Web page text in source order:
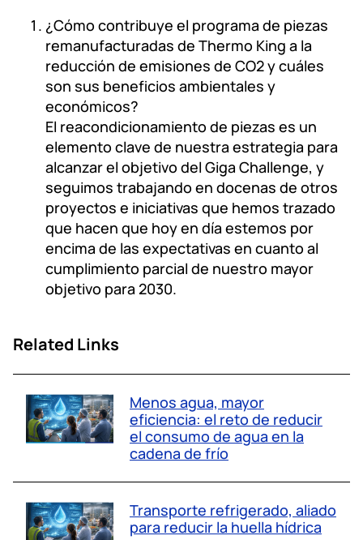
¿Cómo contribuye el programa de piezas
remanufacturadas de Thermo King a la
reducción de emisiones de CO2 y cuáles
son sus beneficios ambientales y
económicos?
El reacondicionamiento de piezas es un
elemento clave de nuestra estrategia para
alcanzar el objetivo del Giga Challenge, y
seguimos trabajando en docenas de otros
proyectos e iniciativas que hemos trazado
que hacen que hoy en día estemos por
encima de las expectativas en cuanto al
cumplimiento parcial de nuestro mayor
objetivo para 2030.
Related Links
Menos agua, mayor
eficiencia: el reto de reducir
el consumo de agua en la
cadena de frío
Transporte refrigerado, aliado
para reducir la huella hídrica